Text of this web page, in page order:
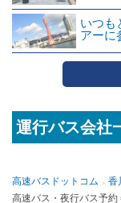
いつも
アーに
運行バス会社
高速バスドットコム 香
高速バス・夜行バス予